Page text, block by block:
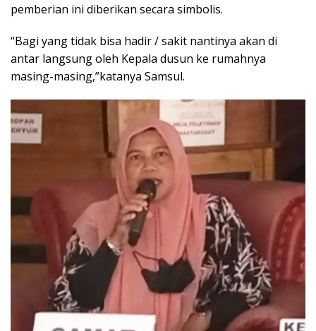
pemberian ini diberikan secara simbolis.
“Bagi yang tidak bisa hadir / sakit nantinya akan di
antar langsung oleh Kepala dusun ke rumahnya
masing-masing,”katanya Samsul.